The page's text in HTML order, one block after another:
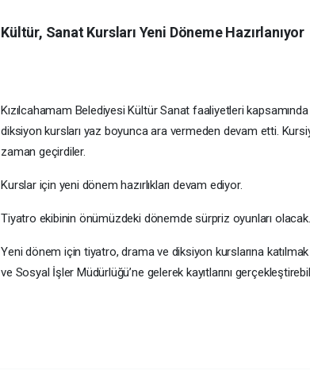
Kültür, Sanat Kursları Yeni Döneme Hazırlanıyor
Kızılcahamam Belediyesi Kültür Sanat faaliyetleri
diksiyon kursları yaz boyunca ara vermeden devam etti.
zaman geçirdiler.
Kurslar için yeni dönem hazırlıkları devam ediyor.
Tiyatro ekibinin önümüzdeki dönemde sürpriz oyunları olacak.
Yeni dönem için tiyatro, drama ve diksiyon kurslarına
ve Sosyal İşler Müdürlüğü’ne gelerek kayıtlarını